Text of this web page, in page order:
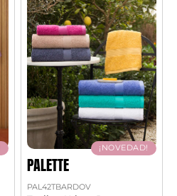
¡NOVEDAD!
PALETTE
PAL42TBARDOV